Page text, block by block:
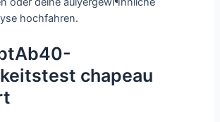
hochfahren.
chapeau